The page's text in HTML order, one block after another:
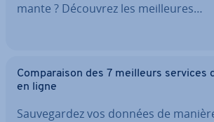
mante ? Découvrez les meil­leures…
Com­pa­rai­son des 7 meilleurs services
en ligne
Sau­ve­gar­dez vos données de